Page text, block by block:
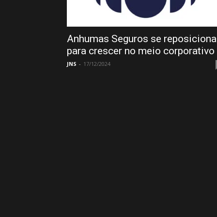
Anhumas Seguros se reposiciona
para crescer no meio corporativo
JNS - 17/12/2024